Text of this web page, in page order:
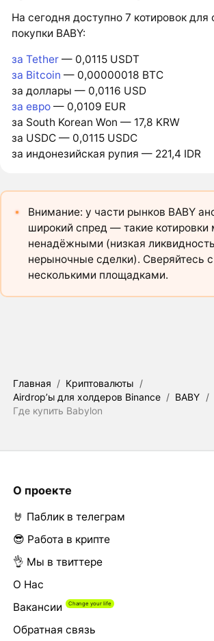
На сегодня доступно 7 котировок для
покупки BABY:
за Tether — 0,0115 USDT
за Bitcoin — 0,00000018 BTC
за доллары — 0,0116 USD
за евро — 0,0109 EUR
за South Korean Won — 17,8 KRW
за USDC — 0,0115 USDC
за индонезийская рупия — 221,4 IDR
Внимание: у части рынков BABY
широкий спред — такие котировки
ненадёжными (низкая
нерыночные сделки). Сверяйтесь
несколькими площадками.
Главная / Криптовалюты /
Airdrop’ы для холдеров Binance / BABY /
Где купить Babylon
О проекте
🤘 Паблик в телеграм
😎 Работа в крипте
👌 Мы в твиттере
О Нас
Вакансии
Обратная связь